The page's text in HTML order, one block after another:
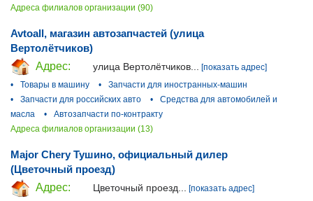
Адреса филиалов организации (90)
Avtoall, магазин автозапчастей (улица
Вертолётчиков)
Адрес:
улица Вертолётчиков...
[показать адрес]
•
Товары в машину •
Запчасти для иностранных-машин
•
Запчасти для российских авто •
Средства для автомобилей и
масла
•
Автозапчасти по-контракту
Адреса филиалов организации (13)
Major Chery Тушино, официальный дилер
(Цветочный проезд)
Адрес:
Цветочный проезд... [показать адрес]